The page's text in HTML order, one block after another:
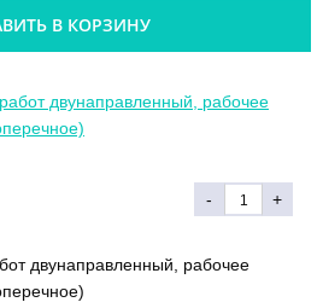
В КОРЗИНУ
- +
двунаправленный, рабочее